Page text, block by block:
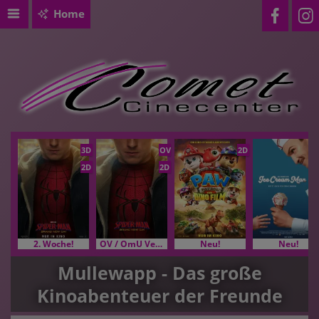
Home
3D
2D
2. Woche!
OV
2D
OV / OmU Versionen
2D
Neu! Neu!
Mullewapp - Das große
Kinoabenteuer der Freunde